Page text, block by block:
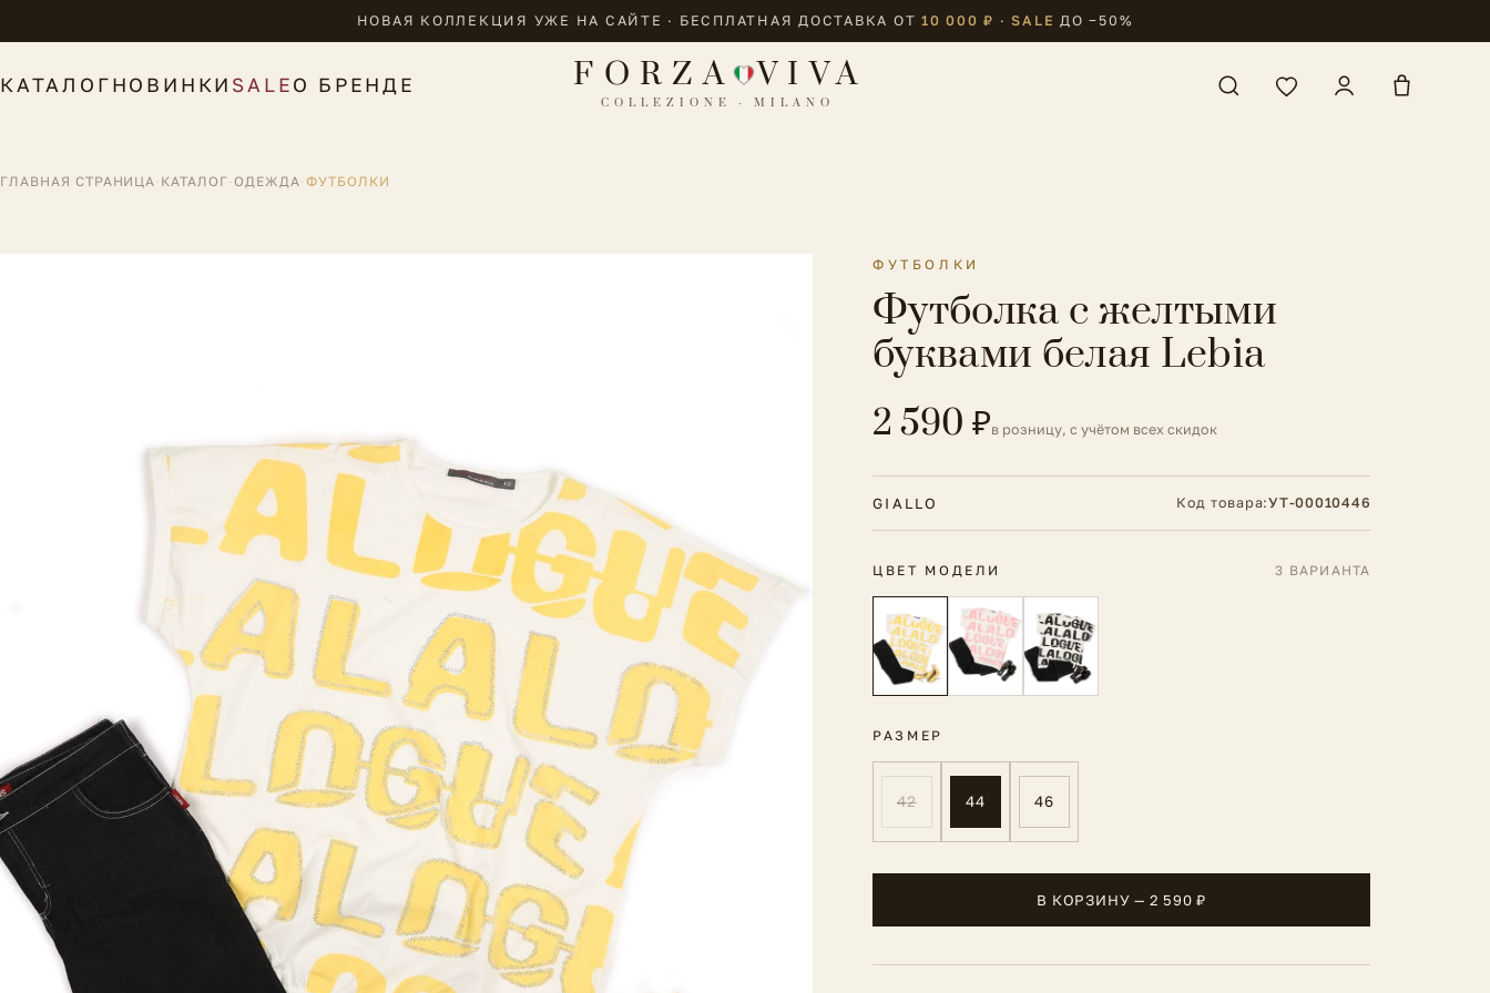
НОВАЯ КОЛЛЕКЦИЯ УЖЕ НА САЙТЕ · БЕСПЛАТНАЯ ДОСТАВКА ОТ10 000 ₽ · SALE ДО −50%
КАТАЛОГНОВИНКИ SALEО БРЕНДЕ FORZA VIVA
COLLEZIONE · MILANO
ГЛАВНАЯ СТРАНИЦА· КАТАЛОГ·ОДЕЖДА·ФУТБОЛКИ
ФУТБОЛКИ
Футболка с желтыми
буквами белая Lebia
2 590 ₽в розницу, с учётом всех скидок
GIALLO Код товара:УТ-00010446
ЦВЕТ МОДЕЛИ 3 ВАРИАНТА
РАЗМЕР
42 44 46
В КОРЗИНУ — 2 590 ₽